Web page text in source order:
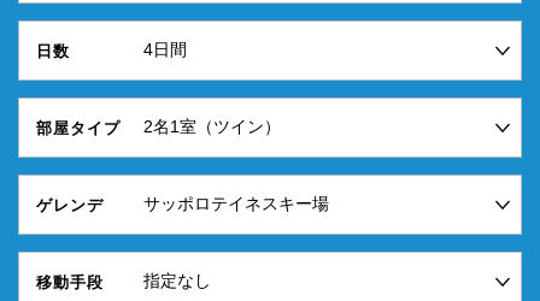
日数
部屋タイプ
ゲレンデ
移動手段